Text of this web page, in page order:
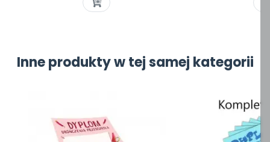
Inne produkty w tej samej kategorii